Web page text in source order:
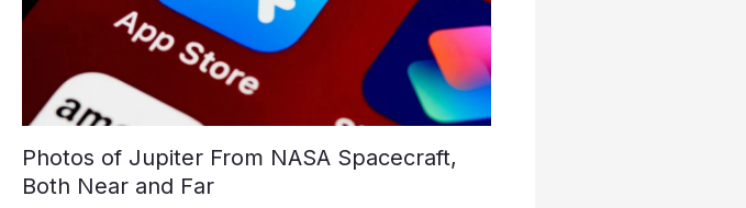
Photos of Jupiter From NASA Spacecraft,
Both Near and Far